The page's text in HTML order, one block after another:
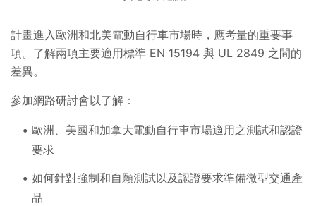
計畫進入歐洲和北美電動自行車市場時，應考量的重要事
項。了解兩項主要適用標準 EN 15194 與 UL 2849 之間的
差異。
參加網路研討會以了解：
歐洲、美國和加拿大電動自行車市場適用之測試和認證
要求
如何針對強制和自願測試以及認證要求準備微型交通產
品